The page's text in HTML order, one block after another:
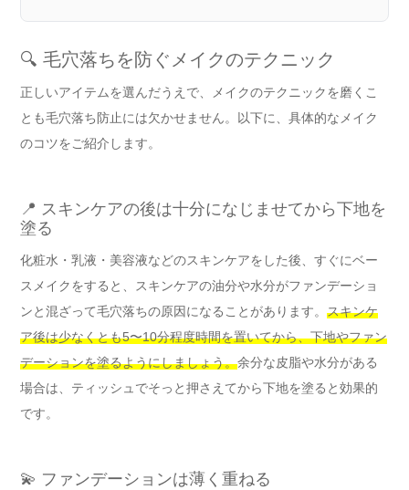
🔍 毛穴落ちを防ぐメイクのテクニック
正しいアイテムを選んだうえで、メイクのテクニックを磨くこ
とも毛穴落ち防止には欠かせません。以下に、具体的なメイク
のコツをご紹介します。
📍 スキンケアの後は十分になじませてから下地を
塗る
化粧水・乳液・美容液などのスキンケアをした後、すぐにベー
スメイクをすると、スキンケアの油分や水分がファンデーショ
ンと混ざって毛穴落ちの原因になることがあります。 スキンケ
ア後は少なくとも5〜10分程度時間を置いてから、下地やファン
デーションを塗るようにしましょう。余分な皮脂や水分がある
場合は、ティッシュでそっと押さえてから下地を塗ると効果的
です。
💫 ファンデーションは薄く重ねる